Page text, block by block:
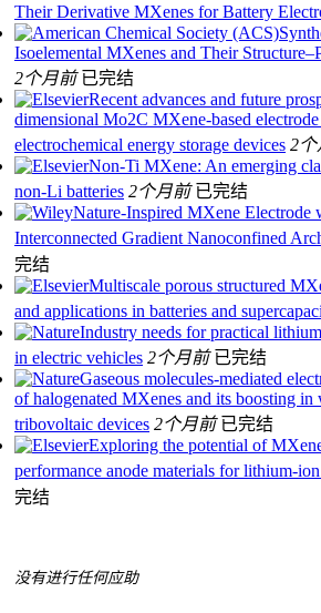
Their Derivative MXenes for Battery
Isoelemental MXenes and Their
2个月前 已完结
Recent advances and future
dimensional Mo2C MXene-based
electrochemical energy storage devices 2个
Non-Ti MXene: An emerging
non-Li batteries 2个月前 已完结
Nature‐Inspired MXene
Interconnected Gradient Nanoconfined
完结
Multiscale porous structured
and applications in batteries and
Industry needs for practical
in electric vehicles 2个月前 已完结
Gaseous molecules-mediated
of halogenated MXenes and its boosting in
tribovoltaic devices 2个月前 已完结
Exploring the potential of
performance anode materials for lithium-
完结
没有进行任何应助